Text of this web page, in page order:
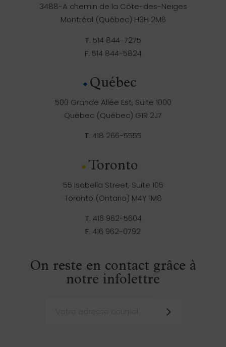
3488-A chemin de la Côte-des-Neiges
Montréal (Québec) H3H 2M6
T. 514 844-7275
F. 514 844-5824
Québec
500 Grande Allée Est, Suite 1000
Québec (Québec) G1R 2J7
T. 418 266-5555
Toronto
55 Isabella Street, Suite 105
Toronto (Ontario) M4Y 1M8
T. 416 962-5604
F. 416 962-0792
On reste en contact grâce à
notre infolettre